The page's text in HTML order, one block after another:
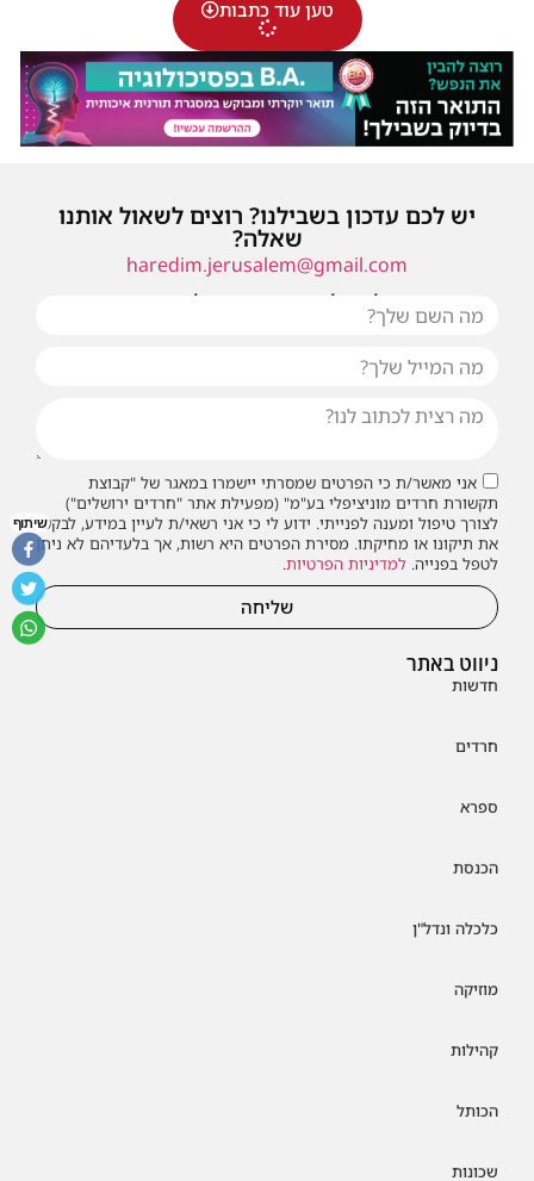
טען עוד כתבות
ניווט באתר
חדשות
חרדים
ספרא
הכנסת
כלכלה ונדל"ן
מוזיקה
קהילות
הכותל
שכונות
יש לכם עדכון בשבילנו? רוצים לשאול אותנו
שאלה?
haredim.jerusalem@gmail.com
או שילחו אלינו פנייה ונחזור אליכם בהקדם
אני מאשר/ת כי הפרטים שמסרתי יישמרו במאגר של "קבוצת
תקשורת חרדים מוניציפלי בע"מ" (מפעילת אתר "חרדים ירושלים")
לצורך טיפול ומענה לפנייתי. ידוע לי כי אני רשאי/ת לעיין במידע, לבקש
את תיקונו או מחיקתו. מסירת הפרטים היא רשות, אך בלעדיהם לא ניתן
לטפל בפנייה. למדיניות הפרטיות.
שליחה
שיתוף